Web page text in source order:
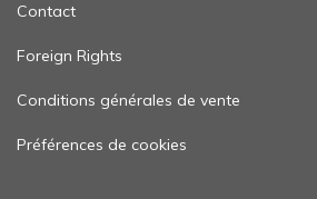
Contact
Foreign Rights
Conditions générales de vente
Préférences de cookies